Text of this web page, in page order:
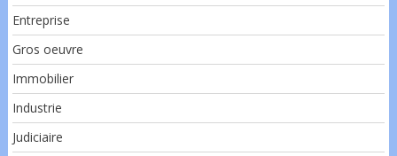
Entreprise
Gros oeuvre
Immobilier
Industrie
Judiciaire